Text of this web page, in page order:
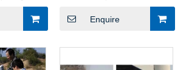
membangunkan dan
projek terowong utiliti
Enquire